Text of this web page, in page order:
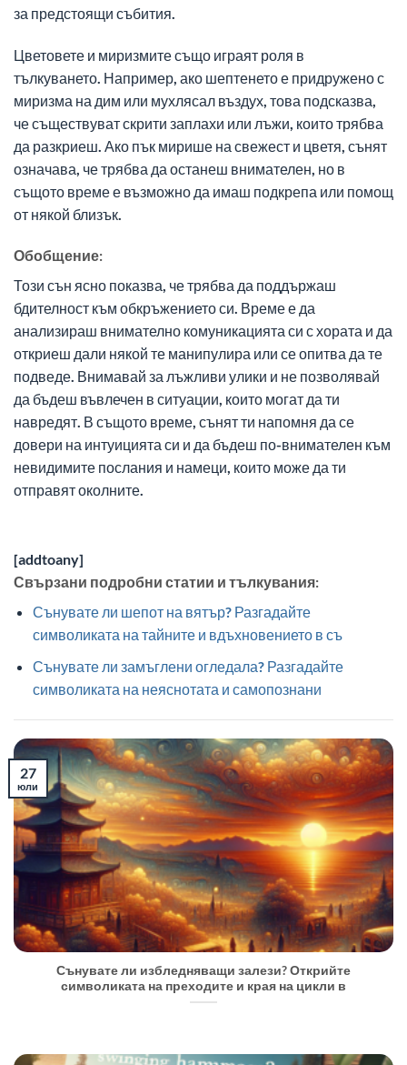
за предстоящи събития.
Цветовете и миризмите също играят роля в
тълкуването. Например, ако шептенето е придружено с
миризма на дим или мухлясал въздух, това подсказва,
че съществуват скрити заплахи или лъжи, които трябва
да разкриеш. Ако пък мирише на свежест и цветя, сънят
означава, че трябва да останеш внимателен, но в
същото време е възможно да имаш подкрепа или помощ
от някой близък.
Обобщение:
Този сън ясно показва, че трябва да поддържаш
бдителност към обкръжението си. Време е да
анализираш внимателно комуникацията си с хората и да
откриеш дали някой те манипулира или се опитва да те
подведе. Внимавай за лъжливи улики и не позволявай
да бъдеш въвлечен в ситуации, които могат да ти
навредят. В същото време, сънят ти напомня да се
довери на интуицията си и да бъдеш по-внимателен към
невидимите послания и намеци, които може да ти
отправят околните.
[addtoany]
Свързани подробни статии и тълкувания:
Сънувате ли шепот на вятър? Разгадайте
символиката на тайните и вдъхновението в съ
Сънувате ли замъглени огледала? Разгадайте
символиката на неяснотата и самопознани
Сънувате ли избледняващи залези? Открийте
символиката на преходите и края на цикли в
27
юли